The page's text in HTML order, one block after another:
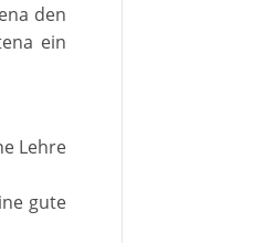
den
ein
Lehre
gute